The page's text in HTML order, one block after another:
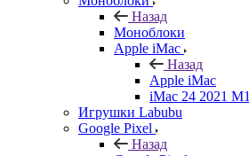
Назад
Моноблоки
Apple iMac
Назад
Apple iMac
iMac 24 2021 M1
Игрушки Labubu
Google Pixel
Назад